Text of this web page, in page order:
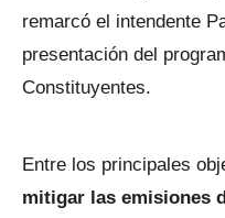
remarcó el intendente
presentación del
Constituyentes.
Entre los principales
mitigar las emisiones